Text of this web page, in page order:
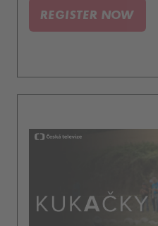
REGISTER NOW